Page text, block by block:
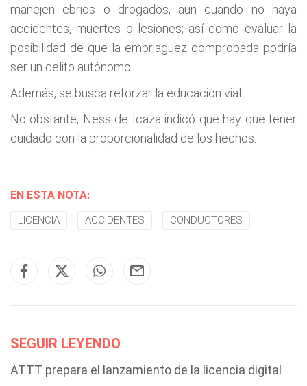
manejen ebrios o drogados, aun cuando no haya
accidentes, muertes o lesiones; así como evaluar la
posibilidad de que la embriaguez comprobada podría
ser un delito autónomo.
Además, se busca reforzar la educación vial.
No obstante, Ness de Icaza indicó que hay que tener
cuidado con la proporcionalidad de los hechos.
EN ESTA NOTA:
LICENCIA ACCIDENTES CONDUCTORES
SEGUIR LEYENDO
ATTT prepara el lanzamiento de la licencia digital